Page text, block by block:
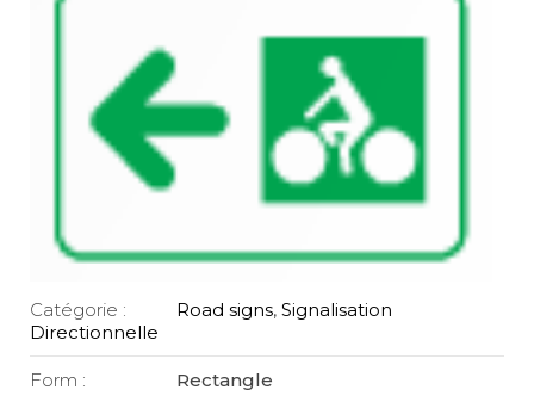
Catégorie : Road signs,Signalisation
Directionnelle
Form : Rectangle